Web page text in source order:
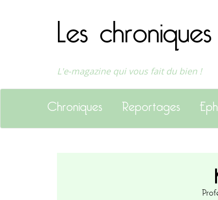
Les
L'e-magazine qui vous fait du bien !
Chroniques Reportages